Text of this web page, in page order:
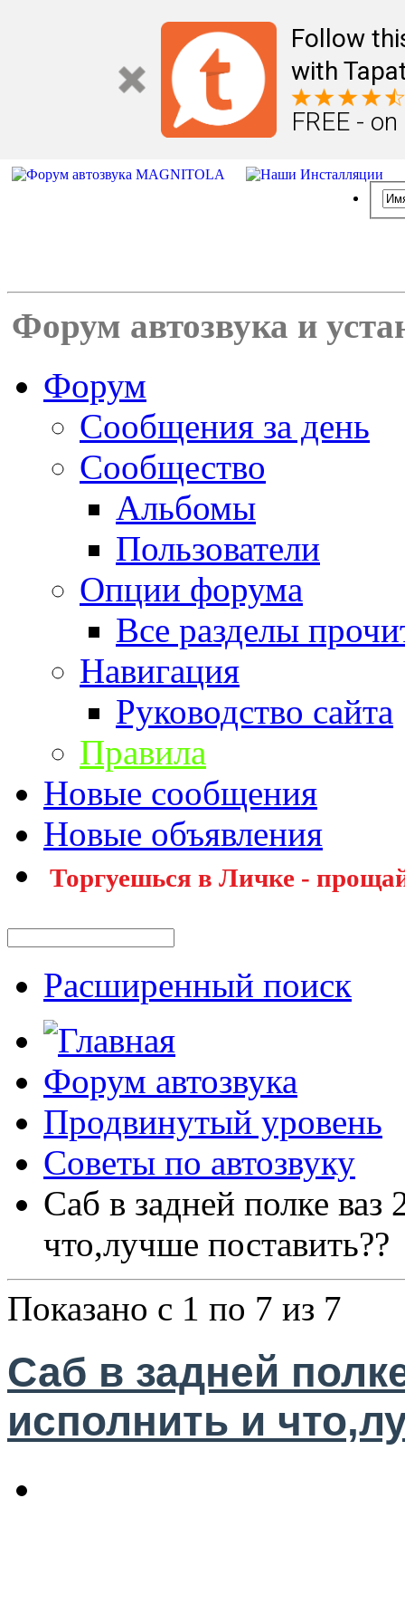
Follow
with
FREE -
Форум автозвука и
Форум
Сообщения за день
Сообщество
Альбомы
Пользователи
Опции форума
Все разделы
Навигация
Руководство сайта
Правила
Новые сообщения
Новые объявления
Торгуешься в Личке -
Расширенный поиск
Форум автозвука
Продвинутый уровень
Советы по автозвуку
Саб в задней полке ваз
что,лучше поставить??
Показано с 1 по 7 из 7
Саб в задней
исполнить и